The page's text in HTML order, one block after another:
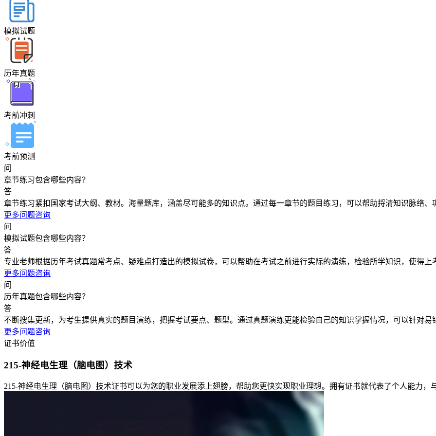
模拟试题
历年真题
考前冲刺
考前预测
问
章节练习包含哪些内容？
答
章节练习紧扣国家考试大纲、教材。海量题库，涵盖尽可能多的知识点。通过每一章节的题目练习，可以帮助捋清知识脉络、
更多问题咨询
问
模拟试题包含哪些内容？
答
专业老师根据历年考试真题常考点、疑难点打造出的模拟试卷，可以帮助在考试之前进行实际的演练，检验所学知识，使得上
更多问题咨询
问
历年真题包含哪些内容？
答
不断搜集更新，为考生提供真实的题目演练，把握考试要点、题型。通过真题演练更能检验自己的知识掌握情况，可以针对易
更多问题咨询
证书价值
215-神经电生理（脑电图）技术
215-神经电生理（脑电图）技术证书可以为您的职业发展添上翅膀，帮助您更快实现职业理想。拥有证书就代表了个人能力，